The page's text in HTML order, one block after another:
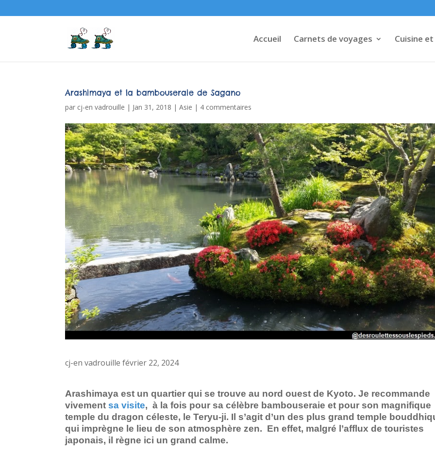
Accueil Carnets de voyages Cuisine
Arashimaya et la bambouseraie de Sagano
par cj-en vadrouille | Jan 31, 2018 |Asie | 4 commentaires
cj-en vadrouille février 22, 2024
Arashimaya est un quartier qui se trouve au nord ouest de Kyoto. Je recommande
vivementsa visite, à la fois pour sa célèbre bambouseraie et pour son magnifique
temple du dragon céleste, le Teryu-ji. Il s’agit d’un des plus grand temple
qui imprègne le lieu de son atmosphère zen. En effet, malgré l’afflux de touristes
japonais, il règne ici un grand calme.